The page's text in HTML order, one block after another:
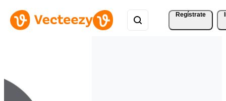
Regístrate